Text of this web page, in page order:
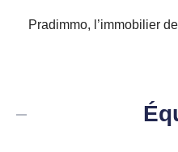
Pradimmo, l’immobilier